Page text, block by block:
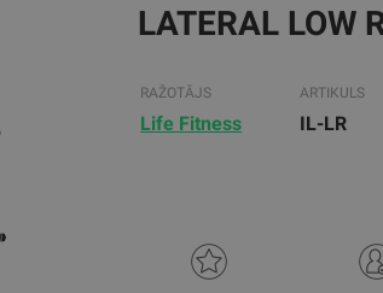
LATERAL LOW
RAŽOTĀJS
Life Fitness
ARTIKULS
IL-LR